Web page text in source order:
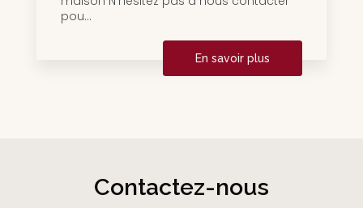
pou...
En savoir plus
Contactez-nous